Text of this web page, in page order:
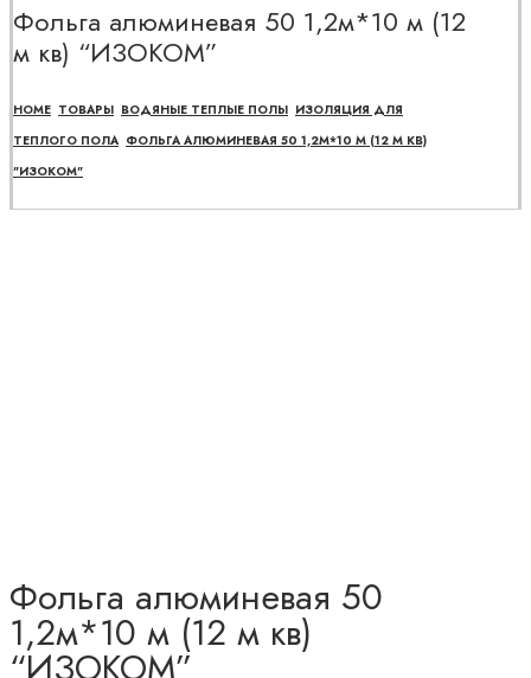
Фольга алюминевая 50 1,2м*10 м (12
м кв) “ИЗОКОМ”
HOME ТОВАРЫ ВОДЯНЫЕ ТЕПЛЫЕ ПОЛЫ ИЗОЛЯЦИЯ ДЛЯ
ТЕПЛОГО ПОЛА ФОЛЬГА АЛЮМИНЕВАЯ 50 1,2М*10 М (12 М КВ)
"ИЗОКОМ"
Фольга алюминевая 50
1,2м*10 м (12 м кв)
“ИЗОКОМ”